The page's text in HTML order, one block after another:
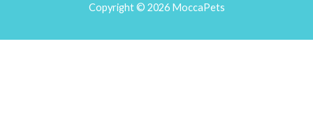
Copyright © 2026 MoccaPets